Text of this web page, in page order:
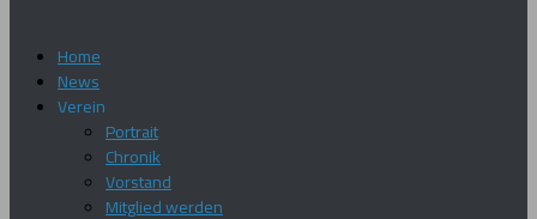
Home
News
Verein
Portrait
Chronik
Vorstand
Mitglied werden